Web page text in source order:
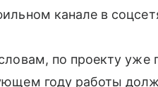
канале в
по проекту уже
году работы